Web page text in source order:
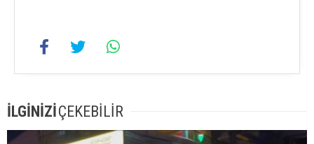
İLGİNİZİÇEKEBİLİR